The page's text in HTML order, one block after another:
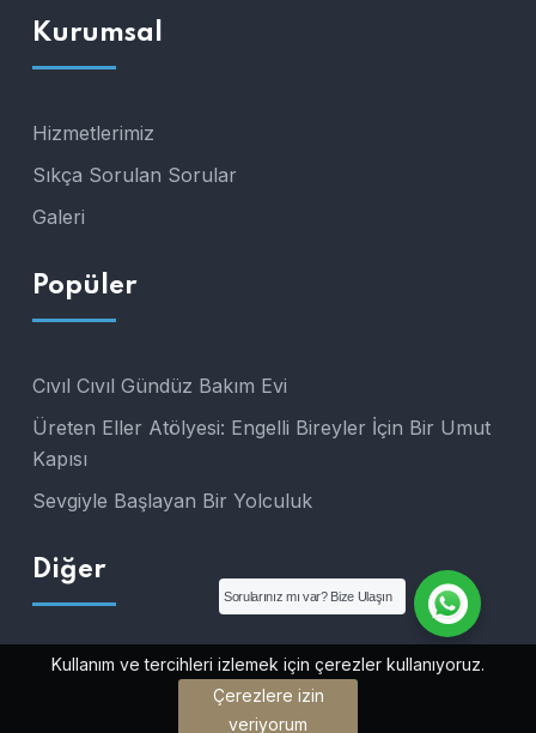
Kullanım ve tercihleri izlemek için çerezler kullanıyoruz.
Çerezlere izin
veriyorum
Kurumsal
Hizmetlerimiz
Sıkça Sorulan Sorular
Galeri
Popüler
Cıvıl Cıvıl Gündüz Bakım Evi
Üreten Eller Atölyesi: Engelli Bireyler İçin Bir Umut
Kapısı
Sevgiyle Başlayan Bir Yolculuk
Diğer
Sorularınız mı var? Bize Ulaşın